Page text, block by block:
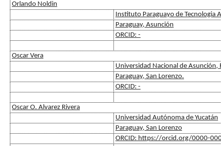
Orlando Noldin
Instituto Paraguayo de Tecnologia
Paraguay, Asunción
ORCID: -
Oscar Vera
Universidad Nacional de Asunción,
Paraguay, San Lorenzo.
ORCID: -
Oscar O. Alvarez Rivera
Universidad Autónoma de Yucatán
Paraguay, San Lorenzo
ORCID: https://orcid.org/0000-